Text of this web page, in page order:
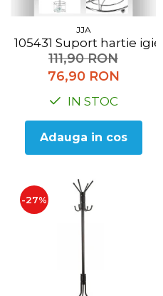
ventuza
JJA
105431 Suport hartie
111,90 RON
76,90 RON
IN STOC
Adauga in cos
-27%